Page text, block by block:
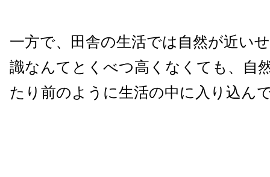
一方で、田舎の生活では自然が近い
識なんてとくべつ高くなくても、自
たり前のように生活の中に入り込ん